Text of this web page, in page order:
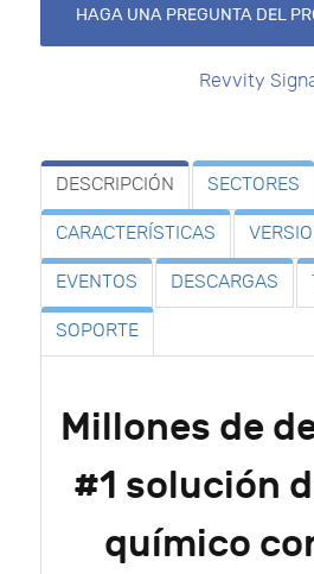
HAGA UNA PREGUNTA DEL
Revvity
DESCRIPCIÓN SECTORES
CARACTERÍSTICAS
EVENTOS DESCARGAS
SOPORTE
Millones de
#1 solución
químico